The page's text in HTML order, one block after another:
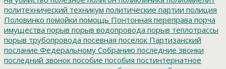
политехнический техникум политические партии полиция
Половинко помойки помощь Понтонная переправа порча
имущества порыв порыв водопровода порыв теплотрассы
порыв трубопровода посевная поселок Партизанский
послание Федеральному Собранию последние звонки
последний звонок пособие пособия постинтернатное